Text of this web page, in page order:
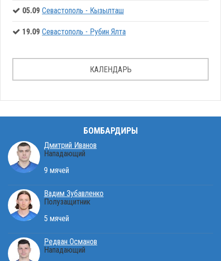
05.09 Севастополь - Кызылташ
19.09 Севастополь - Рубин Ялта
КАЛЕНДАРЬ
БОМБАРДИРЫ
Дмитрий Иванов
Нападающий
9 мячей
Вадим Зубавленко
Полузащитник
5 мячей
Редван Османов
Нападающий